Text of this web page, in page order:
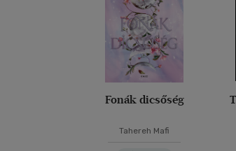
Fonák dicsőség
Tahereh Mafi